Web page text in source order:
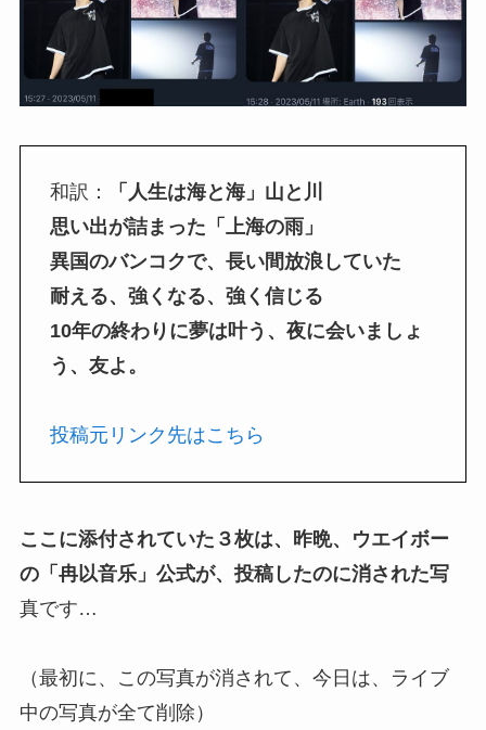
和訳：
「人生は海と海」山と川
思い出が詰まった「上海の雨」
異国のバンコクで、長い間放浪していた
耐える、強くなる、強く信じる
10年の終わりに夢は叶う、夜に会いましょ
う、友よ。
投稿元リンク先はこちら
ここに添付されていた３枚は、昨晩、ウエイボー
の「冉以音乐」公式が、投稿したのに消された写
真です…
（最初に、この写真が消されて、今日は、ライブ
中の写真が全て削除）